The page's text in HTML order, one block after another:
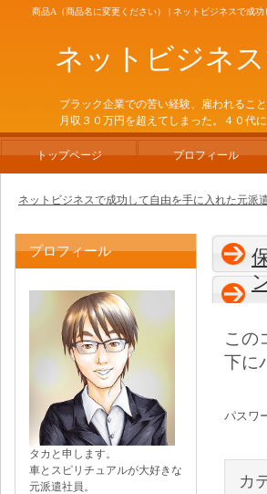
商品A（商品名に変更ください） | ネットビジネスで成
この
下に
パスワ
カ
プロフィール
タカと申します。
車とスピリチュアルが大好きな
元派遣社員。
ネットビジネスで成功して自由を手に入れた元派
ネットビジネ
ブラック企業での苦い経験、雇われるこ
月収３０万円を超えてしまった。４０代
トップページ プロフィール